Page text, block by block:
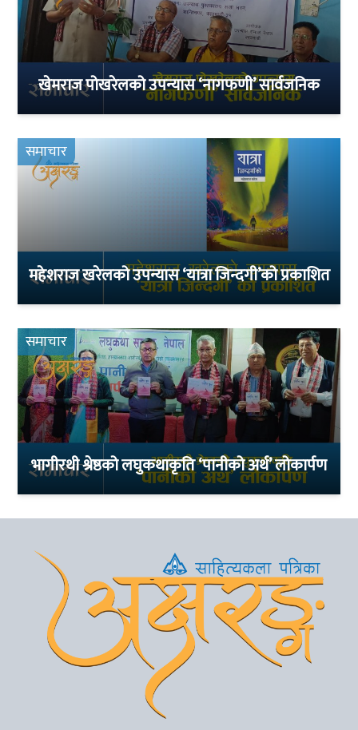
खेमराज पोखरेलको उपन्यास ‘नागफणी’ सार्वजनिक
समाचार
महेशराज खरेलको उपन्यास ‘यात्रा जिन्दगी’को प्रकाशित
समाचार
भागीरथी श्रेष्ठको लघुकथाकृति ‘पानीको अर्थ’ लोकार्पण